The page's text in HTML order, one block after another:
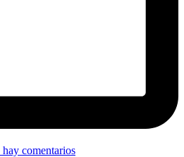
comentarios